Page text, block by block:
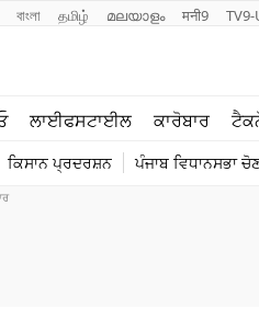
বাংলা தமிழ் മലയാളം मनी9 TV9-
ਲਾਈਫਸਟਾਈਲ ਕਾਰੋਬਾਰ
ਕਿਸਾਨ ਪ੍ਰਦਰਸ਼ਨ ਪੰਜਾਬ ਵਿਧਾਨਸਭਾ
ਟੈਕਨੋਲਜੀ